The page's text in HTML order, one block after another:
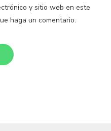
y sitio web en este
haga un comentario.